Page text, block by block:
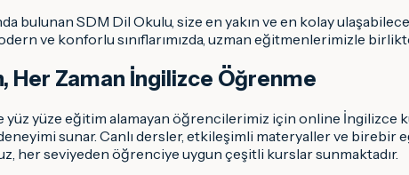
bulunan SDM Dil Okulu, size en yakın ve en kolay
ve konforlu sınıflarımızda, uzman eğitmenlerimizle
Her Zaman İngilizce Öğrenme
yüze eğitim alamayan öğrencilerimiz için online İngilizce
sunar. Canlı dersler, etkileşimli materyaller ve birebir
her seviyeden öğrenciye uygun çeşitli kurslar sunmaktadır.